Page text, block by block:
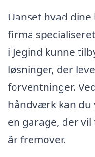
Uanset hvad
firma
i Jegind kunne
løsninger, der
forventninger.
håndværk kan du
en garage, der
år fremover.